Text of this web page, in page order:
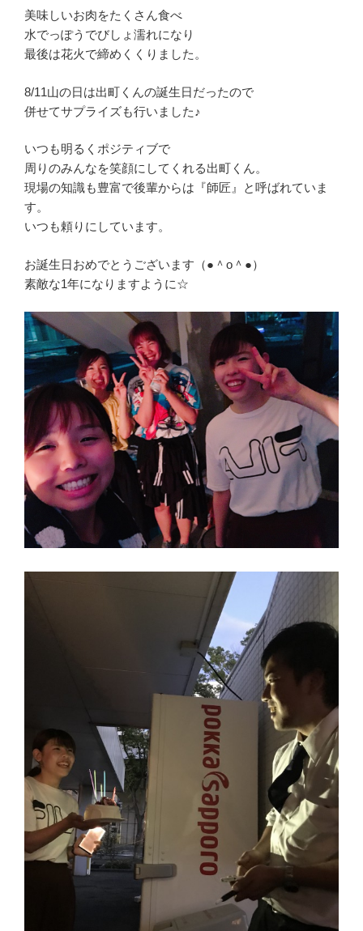
美味しいお肉をたくさん食べ
水でっぽうでびしょ濡れになり
最後は花火で締めくくりました。
8/11山の日は出町くんの誕生日だったので
併せてサプライズも行いました♪
いつも明るくポジティブで
周りのみんなを笑顔にしてくれる出町くん。
現場の知識も豊富で後輩からは『師匠』と呼ばれていま
す。
いつも頼りにしています。
お誕生日おめでとうございます（●＾o＾●）
素敵な1年になりますように☆